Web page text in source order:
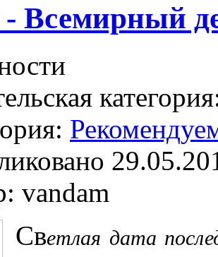
- Всемирный
vandam
Светлая дата